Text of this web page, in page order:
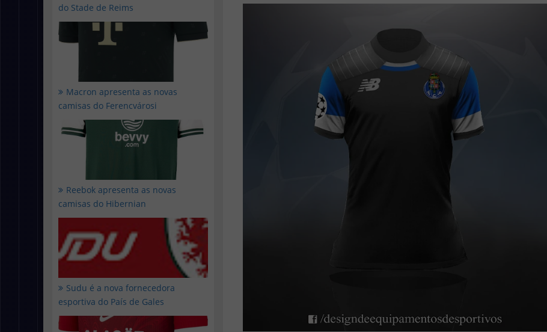
do Stade de Reims
Macron apresenta as novas
camisas do Ferencvárosi
Reebok apresenta as novas
camisas do Hibernian
Sudu é a nova fornecedora
esportiva do País de Gales